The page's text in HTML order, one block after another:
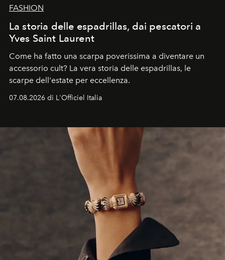
FASHION
La storia delle espadrillas, dai pescatori a
Yves Saint Laurent
Come ha fatto una scarpa poverissima a diventare un
accessorio cult? La vera storia delle espadrillas, le
scarpe dell'estate per eccellenza.
07.08.2026 di L'Officiel Italia